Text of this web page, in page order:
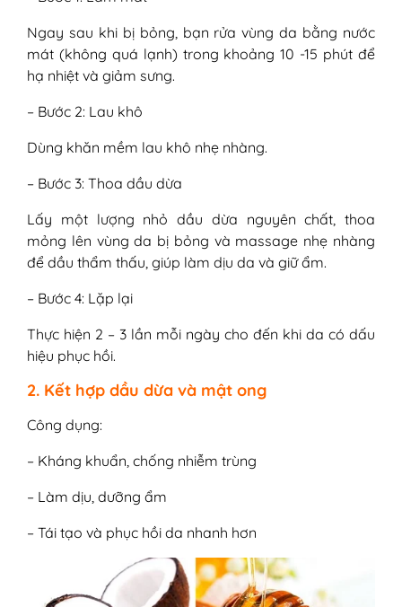
Ngay sau khi bị bỏng, bạn rửa vùng da bằng nước
mát (không quá lạnh) trong khoảng 10 -15 phút để
hạ nhiệt và giảm sưng.
– Bước 2: Lau khô
Dùng khăn mềm lau khô nhẹ nhàng.
– Bước 3: Thoa dầu dừa
Lấy một lượng nhỏ dầu dừa nguyên chất, thoa
mỏng lên vùng da bị bỏng và massage nhẹ nhàng
để dầu thẩm thấu, giúp làm dịu da và giữ ẩm.
– Bước 4: Lặp lại
Thực hiện 2 – 3 lần mỗi ngày cho đến khi da có dấu
hiệu phục hồi.
2. Kết hợp dầu dừa và mật ong
Công dụng:
– Kháng khuẩn, chống nhiễm trùng
– Làm dịu, dưỡng ẩm
– Tái tạo và phục hồi da nhanh hơn